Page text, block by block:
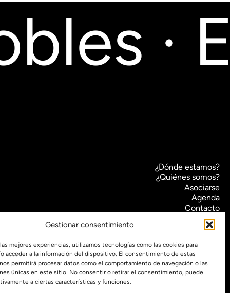
Gestionar consentimiento
mejores experiencias, utilizamos tecnologías como las cookies para
acceder a la información del dispositivo. El consentimiento de estas
permitirá procesar datos como el comportamiento de navegación o las
únicas en este sitio. No consentir o retirar el consentimiento, puede
a ciertas características y funciones.
·
¿Dónde estamos?
¿Quiénes somos?
Asociarse
Agenda
Contacto
Transparencia
Política de cookies (UE)
Política de privacidad
Proyecto web financiado por: